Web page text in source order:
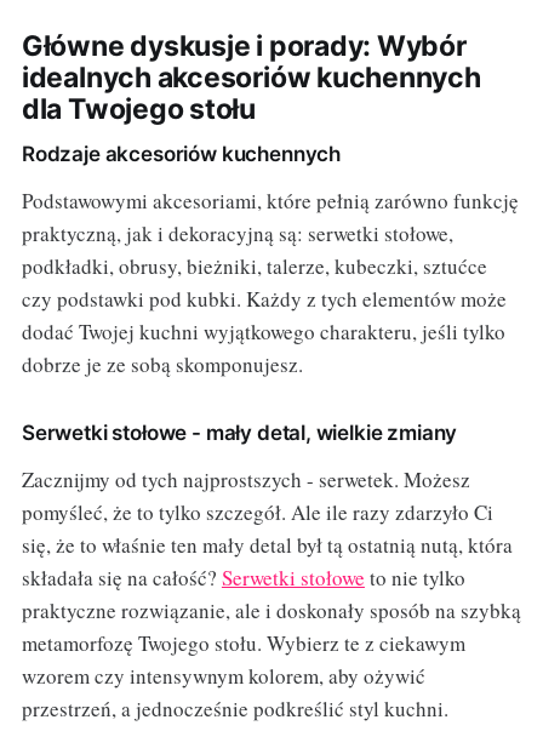
Główne dyskusje i porady: Wybór
idealnych akcesoriów kuchennych
dla Twojego stołu
Rodzaje akcesoriów kuchennych
Podstawowymi akcesoriami, które pełnią zarówno funkcję
praktyczną, jak i dekoracyjną są: serwetki stołowe,
podkładki, obrusy, bieżniki, talerze, kubeczki, sztućce
czy podstawki pod kubki. Każdy z tych elementów może
dodać Twojej kuchni wyjątkowego charakteru, jeśli tylko
dobrze je ze sobą skomponujesz.
Serwetki stołowe - mały detal, wielkie zmiany
Zacznijmy od tych najprostszych - serwetek. Możesz
pomyśleć, że to tylko szczegół. Ale ile razy zdarzyło Ci
się, że to właśnie ten mały detal był tą ostatnią nutą, która
składała się na całość? Serwetki stołowe to nie tylko
praktyczne rozwiązanie, ale i doskonały sposób na szybką
metamorfozę Twojego stołu. Wybierz te z ciekawym
wzorem czy intensywnym kolorem, aby ożywić
przestrzeń, a jednocześnie podkreślić styl kuchni.